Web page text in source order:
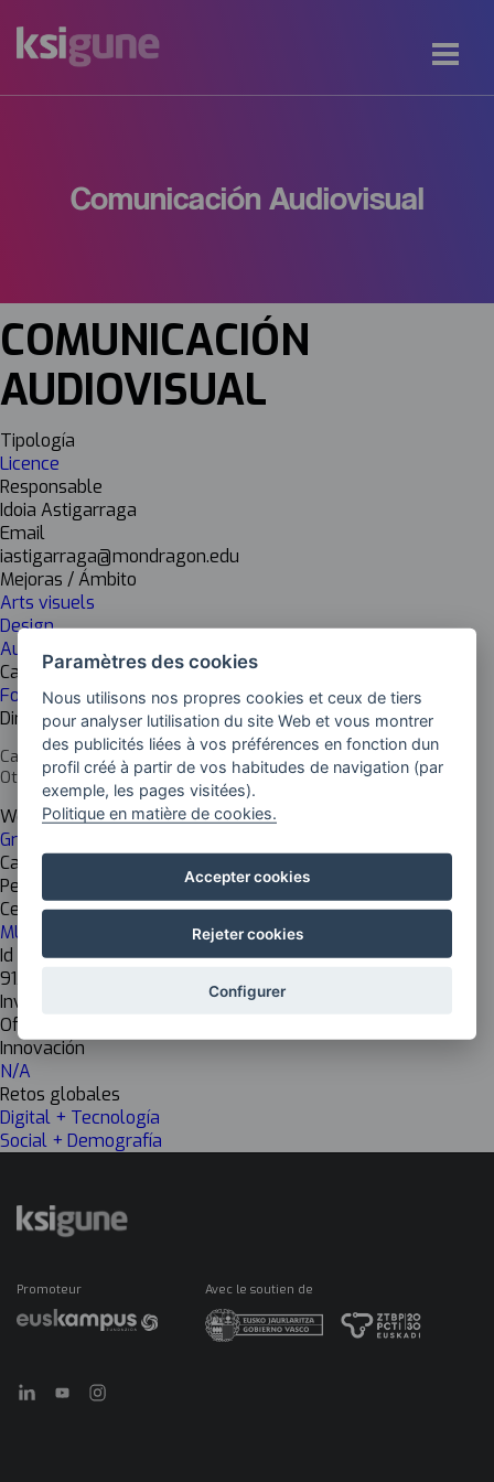
Comunicación Audiovisual
COMUNICACIÓN
AUDIOVISUAL
Tipología
Licence
Responsable
Idoia Astigarraga
Email
iastigarraga@mondragon.edu
Mejoras / Ámbito
Arts visuels
Design
Audiovisuel et multimédia
Cadena de valor
Formation
Dirección del centro
Campus de Aretxabaleta
Otalora, 31. 20550 Aretxabaleta, Gipuzkoa
Web del centro
Grado en Comunicación audiovisual
Cargo del responsable
Personal docente e investigador
Centro de investigación
MU Humanidades+Comu
Id Inkesta
913
Investigación
Off
Innovación
N/A
Retos globales
Digital + Tecnología
Social + Demografía
Promoteur Avec le soutien de
Paramètres des cookies
Nous utilisons nos propres cookies et ceux de tiers
pour analyser lutilisation du site Web et vous montrer
des publicités liées à vos préférences en fonction dun
profil créé à partir de vos habitudes de navigation (par
exemple, les pages visitées).
Politique en matière de cookies.
Accepter cookies
Rejeter cookies
Configurer